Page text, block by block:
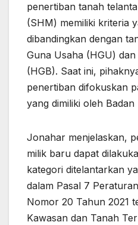
penertiban tanah
(SHM) memiliki kriteria
dibandingkan dengan
Guna Usaha (HGU)
(HGB). Saat ini,
penertiban difokuskan
yang dimiliki oleh Badan
Jonahar menjelaskan,
milik baru dapat
kategori ditelantarkan
dalam Pasal 7
Nomor 20 Tahun 2021
Kawasan dan Tanah